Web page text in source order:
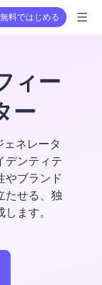
無料ではじめる
ィー
ー
ネレータ
デンティテ
やブランド
たせる、独
ます。